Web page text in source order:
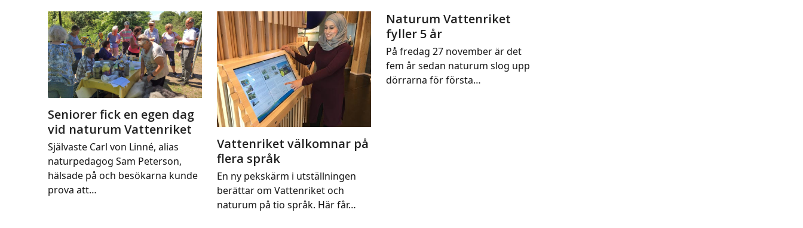
Seniorer fick en egen dag
vid naturum Vattenriket
Självaste Carl von Linné, alias
naturpedagog Sam Peterson,
hälsade på och besökarna kunde
prova att…
Vattenriket välkomnar på
flera språk
En ny pekskärm i utställningen
berättar om Vattenriket och
naturum på tio språk. Här får…
Naturum Vattenriket
fyller 5 år
På fredag 27 november är det
fem år sedan naturum slog upp
dörrarna för första…